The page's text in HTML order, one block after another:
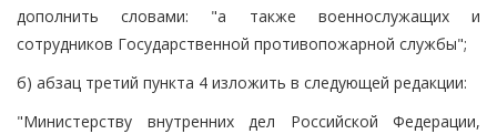
дополнить словами: "а также военнослужащих и
сотрудников Государственной противопожарной службы";
б) абзац третий пункта 4 изложить в следующей редакции:
"Министерству внутренних дел Российской Федерации,